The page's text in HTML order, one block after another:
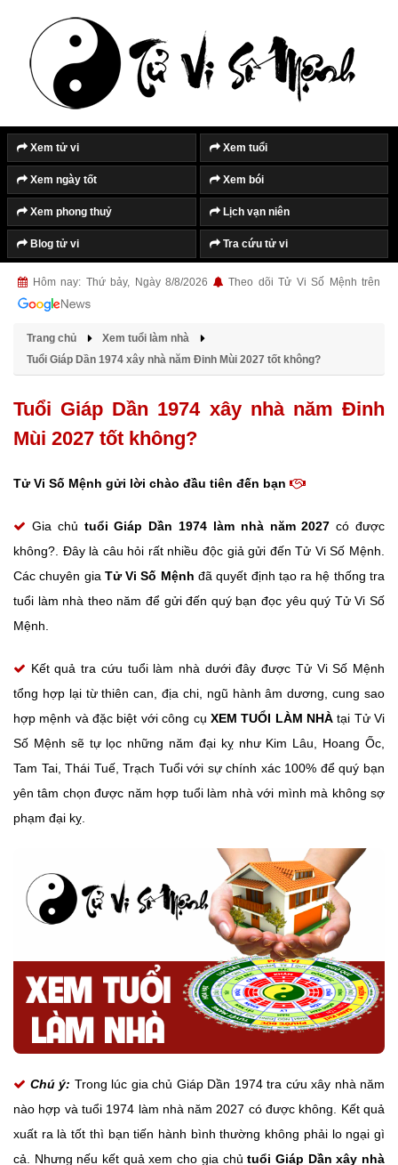
Xem tử vi Xem tuổi
Xem ngày tốt Xem bói
Xem phong thuỷ Lịch vạn niên
Blog tử vi Tra cứu tử vi
Hôm nay: Thứ bảy, Ngày 8/8/2026 Theo dõi Tử Vi Số Mệnh trên
Trang chủ
Xem tuổi làm nhà
Tuổi Giáp Dần 1974 xây nhà năm Đinh Mùi 2027 tốt không?
Tuổi Giáp Dần 1974 xây nhà năm Đinh
Mùi 2027 tốt không?
Tử Vi Số Mệnh gửi lời chào đầu tiên đến bạn
Gia chủ tuổi Giáp Dần 1974 làm nhà năm 2027 có được
không?. Đây là câu hỏi rất nhiều độc giả gửi đến Tử Vi Số Mệnh.
Các chuyên gia Tử Vi Số Mệnh đã quyết định tạo ra hệ thống tra
tuổi làm nhà theo năm để gửi đến quý bạn đọc yêu quý Tử Vi Số
Mệnh.
Kết quả tra cứu tuổi làm nhà dưới đây được Tử Vi Số Mệnh
tổng hợp lại từ thiên can, địa chi, ngũ hành âm dương, cung sao
hợp mệnh và đặc biệt với công cụ XEM TUỔI LÀM NHÀtại Tử Vi
Số Mệnh sẽ tự lọc những năm đại kỵ như Kim Lâu, Hoang Ốc,
Tam Tai, Thái Tuế, Trạch Tuổi với sự chính xác 100% để quý bạn
yên tâm chọn được năm hợp tuổi làm nhà với mình mà không sợ
phạm đại kỵ.
Chú ý: Trong lúc gia chủ Giáp Dần 1974 tra cứu xây nhà năm
nào hợp và tuổi 1974 làm nhà năm 2027 có được không. Kết quả
xuất ra là tốt thì bạn tiến hành bình thường không phải lo ngại gì
cả. Nhưng nếu kết quả xem cho gia chủ tuổi Giáp Dần xây nhà